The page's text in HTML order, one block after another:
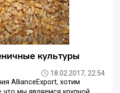
культуры
18.02.2017, 22:54
AllianceExport, хотим